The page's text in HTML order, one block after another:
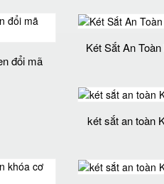
đổi mã
Két Sắt An
két sắt an toàn